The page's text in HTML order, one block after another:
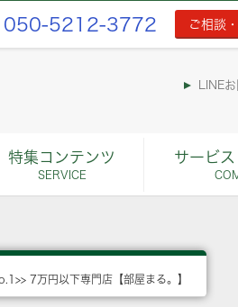
050-5212-3772 ご相談
LINE
特集コンテンツ
SERVICE
サービ
7万円以下専門店【部屋まる。】